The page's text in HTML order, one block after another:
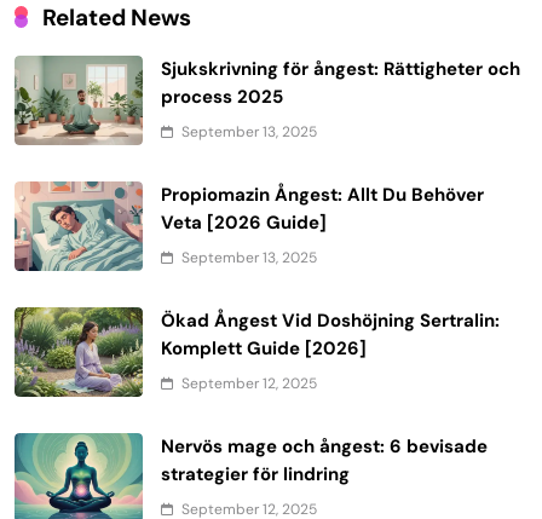
Related News
Sjukskrivning för ångest: Rättigheter och
process 2025
September 13, 2025
Propiomazin Ångest: Allt Du Behöver
Veta [2026 Guide]
September 13, 2025
Ökad Ångest Vid Doshöjning Sertralin:
Komplett Guide [2026]
September 12, 2025
Nervös mage och ångest: 6 bevisade
strategier för lindring
September 12, 2025